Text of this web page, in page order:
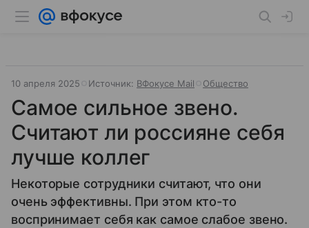
10 апреля 2025 Источник: ВФокусе Mail Общество
Самое сильное звено.
Считают ли россияне себя
лучше коллег
Некоторые сотрудники считают, что они
очень эффективны. При этом кто-то
воспринимает себя как самое слабое звено.